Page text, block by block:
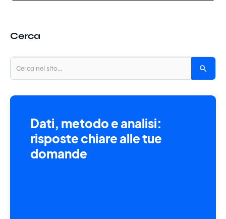
Cerca
Dati, metodo e analisi:
risposte chiare alle tue
domande